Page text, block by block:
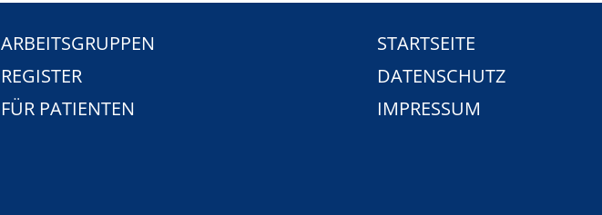
ARBEITSGRUPPEN
REGISTER
FÜR PATIENTEN
STARTSEITE
DATENSCHUTZ
IMPRESSUM